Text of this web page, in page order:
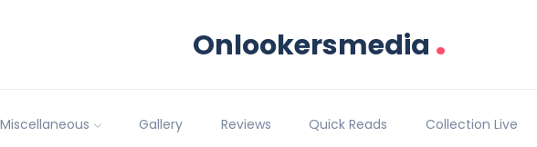
Onlookersmedia .
Miscellaneous Gallery Reviews Quick Reads Collection Live